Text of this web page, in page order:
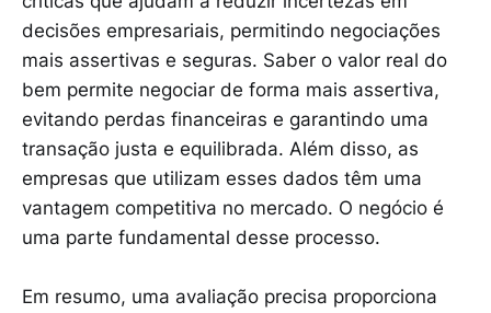
decisões empresariais, permitindo negociações
mais assertivas e seguras. Saber o valor real do
bem permite negociar de forma mais assertiva,
evitando perdas financeiras e garantindo uma
transação justa e equilibrada. Além disso, as
empresas que utilizam esses dados têm uma
vantagem competitiva no mercado. O negócio é
uma parte fundamental desse processo.
Em resumo, uma avaliação precisa proporciona